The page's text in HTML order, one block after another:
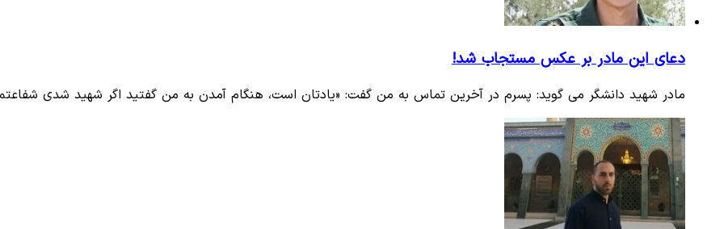
دعای این مادر بر عکس مستجاب شد!
مادر شهید دانشگر می گوید: پسرم در آخرین تماس به من گفت: «یادتان است، هنگام آمدن به من گفتید اگر شهید شدی